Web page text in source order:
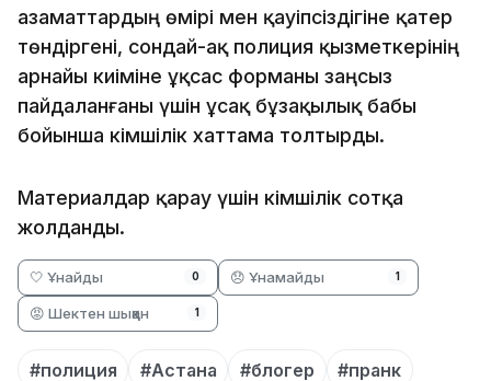
азаматтардың өмірі мен қауіпсіздігіне қатер
төндіргені, сондай-ақ полиция қызметкерінің
арнайы киіміне ұқсас форманы заңсыз
пайдаланғаны үшін ұсақ бұзақылық бабы
бойынша әкімшілік хаттама толтырды.
Материалдар қарау үшін әкімшілік сотқа
жолданды.
🤍 Ұнайды 0 😞 Ұнамайды 1
😡 Шектен шыққан 1
#полиция #Астана #блогер #пранк